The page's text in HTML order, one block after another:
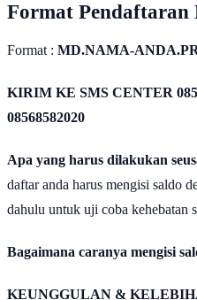
Format Pendaftaran
Format : MD.NAMA-
KIRIM KE SMS CENTER
08568582020
Apa yang harus dilakukan
daftar anda harus mengisi saldo
dahulu untuk uji coba kehebatan
Bagaimana caranya mengisi
KEUNGGULAN &